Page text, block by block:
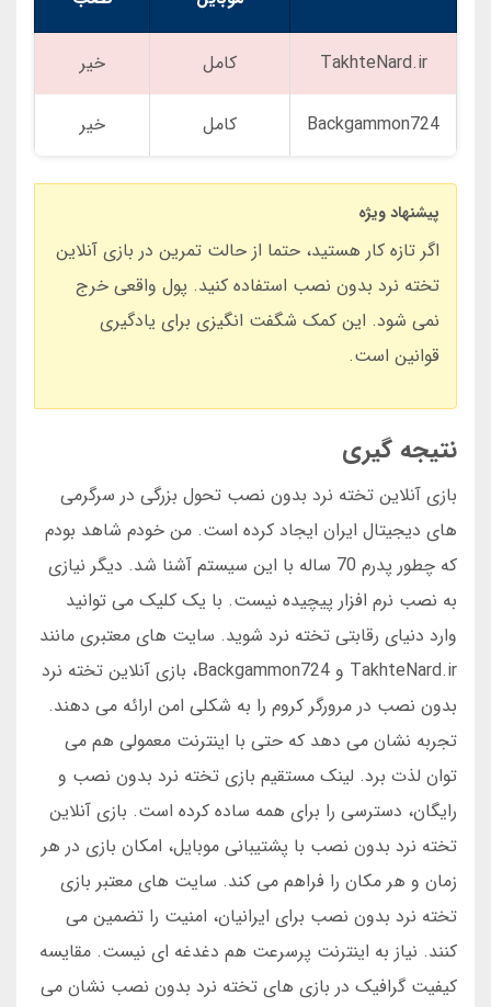
TakhteNard.ir کامل خیر
Backgammon724 کامل خیر
پیشنهاد ویژه
اگر تازه کار هستید، حتما از حالت تمرین در بازی آنلاین
تخته نرد بدون نصب استفاده کنید. پول واقعی خرج
نمی شود. این کمک شگفت انگیزی برای یادگیری
قوانین است.
نتیجه گیری
بازی آنلاین تخته نرد بدون نصب تحول بزرگی در سرگرمی
های دیجیتال ایران ایجاد کرده است. من خودم شاهد بودم
که چطور پدرم 70 ساله با این سیستم آشنا شد. دیگر نیازی
به نصب نرم افزار پیچیده نیست. با یک کلیک می توانید
وارد دنیای رقابتی تخته نرد شوید. سایت های معتبری مانند
TakhteNard.ir و Backgammon724، بازی آنلاین تخته نرد
بدون نصب در مرورگر کروم را به شکلی امن ارائه می دهند.
تجربه نشان می دهد که حتی با اینترنت معمولی هم می
توان لذت برد. لینک مستقیم بازی تخته نرد بدون نصب و
رایگان، دسترسی را برای همه ساده کرده است. بازی آنلاین
تخته نرد بدون نصب با پشتیبانی موبایل، امکان بازی در هر
زمان و هر مکان را فراهم می کند. سایت های معتبر بازی
تخته نرد بدون نصب برای ایرانیان، امنیت را تضمین می
کنند. نیاز به اینترنت پرسرعت هم دغدغه ای نیست. مقایسه
کیفیت گرافیک در بازی های تخته نرد بدون نصب نشان می